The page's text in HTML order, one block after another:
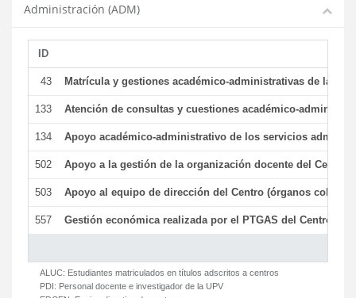
Administración (ADM)
ID
43 Matrícula y gestiones académico-administrativas de la
133 Atención de consultas y cuestiones académico-
134 Apoyo académico-administrativo de los servicios
502 Apoyo a la gestión de la organización docente del Centro
503 Apoyo al equipo de dirección del Centro (órganos
557 Gestión económica realizada por el PTGAS del Centro
ALUC: Estudiantes matriculados en títulos adscritos a centros
PDI: Personal docente e investigador de la UPV